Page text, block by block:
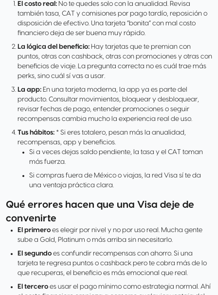
El costo real: No te quedes solo con la anualidad. Revisa
también tasa, CAT y comisiones por pago tardío, reposición o
disposición de efectivo. Una tarjeta “bonita” con mal costo
financiero deja de ser buena muy rápido.
La lógica del beneficio: Hay tarjetas que te premian con
puntos, otras con cashback, otras con promociones y otras con
beneficios de viaje. La pregunta correcta no es cuál trae más
perks, sino cuál sí vas a usar.
La app: En una tarjeta moderna, la app ya es parte del
producto. Consultar movimientos, bloquear y desbloquear,
revisar fechas de pago, entender promociones o seguir
recompensas cambia mucho la experiencia real de uso.
Tus hábitos: * Si eres totalero, pesan más la anualidad,
recompensas, app y beneficios.
Si a veces dejas saldo pendiente, la tasa y el CAT toman
más fuerza.
Si compras fuera de México o viajas, la red Visa sí te da
una ventaja práctica clara.
Qué errores hacen que una Visa deje de
convenirte
El primero es elegir por nivel y no por uso real. Mucha gente
sube a Gold, Platinum o más arriba sin necesitarlo.
El segundo es confundir recompensas con ahorro. Si una
tarjeta te regresa puntos o cashback pero te cobra más de lo
que recuperas, el beneficio es más emocional que real.
El tercero es usar el pago mínimo como estrategia normal. Ahí